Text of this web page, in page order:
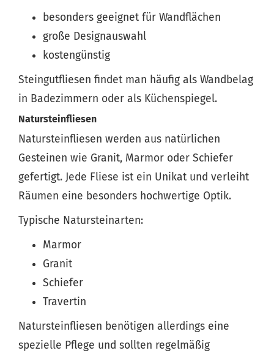
besonders geeignet für Wandflächen
große Designauswahl
kostengünstig
Steingutfliesen findet man häufig als Wandbelag
in Badezimmern oder als Küchenspiegel.
Natursteinfliesen
Natursteinfliesen werden aus natürlichen
Gesteinen wie Granit, Marmor oder Schiefer
gefertigt. Jede Fliese ist ein Unikat und verleiht
Räumen eine besonders hochwertige Optik.
Typische Natursteinarten:
Marmor
Granit
Schiefer
Travertin
Natursteinfliesen benötigen allerdings eine
spezielle Pflege und sollten regelmäßig